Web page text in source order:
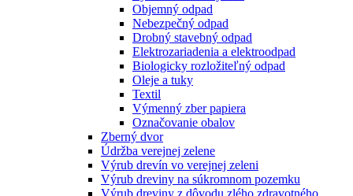
Objemný odpad
Nebezpečný odpad
Drobný stavebný odpad
Elektrozariadenia a elektroodpad
Biologicky rozložiteľný odpad
Oleje a tuky
Textil
Výmenný zber papiera
Označovanie obalov
Zberný dvor
Údržba verejnej zelene
Výrub drevín vo verejnej zeleni
Výrub dreviny na súkromnom pozemku
Výrub dreviny z dôvodu zlého zdravotného